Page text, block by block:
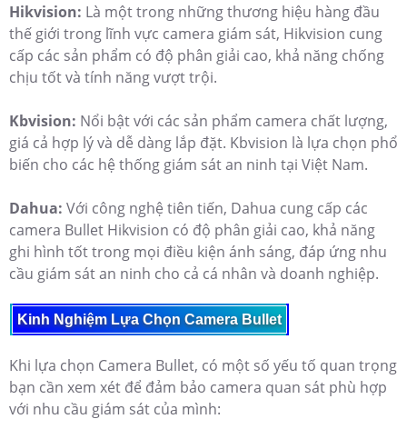
Hikvision: Là một trong những thương hiệu hàng đầu
thế giới trong lĩnh vực camera giám sát, Hikvision cung
cấp các sản phẩm có độ phân giải cao, khả năng chống
chịu tốt và tính năng vượt trội.
Kbvision: Nổi bật với các sản phẩm camera chất lượng,
giá cả hợp lý và dễ dàng lắp đặt. Kbvision là lựa chọn phổ
biến cho các hệ thống giám sát an ninh tại Việt Nam.
Dahua: Với công nghệ tiên tiến, Dahua cung cấp các
camera Bullet Hikvision có độ phân giải cao, khả năng
ghi hình tốt trong mọi điều kiện ánh sáng, đáp ứng nhu
cầu giám sát an ninh cho cả cá nhân và doanh nghiệp.
Kinh Nghiệm Lựa Chọn Camera Bullet
Khi lựa chọn Camera Bullet, có một số yếu tố quan trọng
bạn cần xem xét để đảm bảo camera quan sát phù hợp
với nhu cầu giám sát của mình: